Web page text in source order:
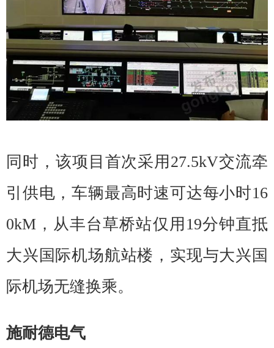
同时，该项目首次采用27.5kV交流牵
引供电，车辆最高时速可达每小时16
0kM，从丰台草桥站仅用19分钟直抵
大兴国际机场航站楼，实现与大兴国
际机场无缝换乘。
施耐德电气